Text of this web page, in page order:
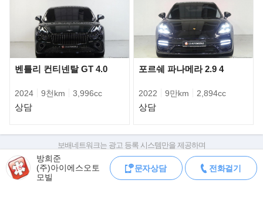
저녁 늦은 시간에도 방문판매, 상담, 시승 가능 하도록 시스템이 갖
춰져 있습니다.
또, 고객님께서 소유하고 계신 차량과 대차, 위탁판매 모두 가능합
전시,광고 차량에 대하여 관련서류 팩스,문자 받아 보실수 있으니
서울 서초 전시장 (서초구 양재동 217번지 서울오토갤러리)
》판매자의 약속
- 타고계시던 고객님의 소중한차량,최고가매입 및 위탁판매를 약속
벤틀리 컨티넨탈 GT 4.0
2024 9천km 3,996cc
상담
포르쉐 파나메라 2.9 4
2022 9만km 2,894cc
상담
방희준
(주)아이에스오토
모빌
문자상담 전화걸기
보배네트워크는 광고 등록 시스템만을 제공하며
판매자가 직접 등록한 내용에 대한 모든 책임은 판매자에게 있습니다.
차량 구매 시 차량등록증, 성능점검기록부, 실제 차량 상태,
차대번호 조회로 직접 정보를 확인하세요.